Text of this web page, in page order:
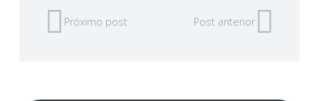
Próximo post Post anterior